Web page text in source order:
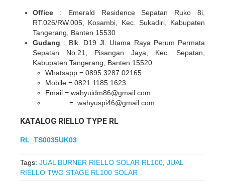
Office : Emerald Residence Sepatan Ruko 8i,
RT.026/RW.005, Kosambi, Kec. Sukadiri, Kabupaten
Tangerang, Banten 15530
Gudang : Blk. D19 Jl. Utama Raya Perum Permata
Sepatan No.21, Pisangan Jaya, Kec. Sepatan,
Kabupaten Tangerang, Banten 15520
Whatsapp = 0895 3287 02165
Mobile = 0821 1185 1623
Email = wahyuidm86@gmail.com
= wahyuspi46@gmail.com
KATALOG RIELLO TYPE RL
RL_TS0035UK03
Tags: JUAL BURNER RIELLO SOLAR RL100 JUAL
RIELLO TWO STAGE RL100 SOLAR